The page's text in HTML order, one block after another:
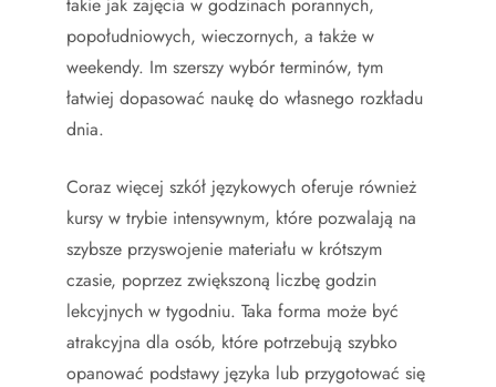
popołudniowych, wieczornych, a także w
weekendy. Im szerszy wybór terminów, tym
łatwiej dopasować naukę do własnego rozkładu
dnia.
Coraz więcej szkół językowych oferuje również
kursy w trybie intensywnym, które pozwalają na
szybsze przyswojenie materiału w krótszym
czasie, poprzez zwiększoną liczbę godzin
lekcyjnych w tygodniu. Taka forma może być
atrakcyjna dla osób, które potrzebują szybko
opanować podstawy języka lub przygotować się